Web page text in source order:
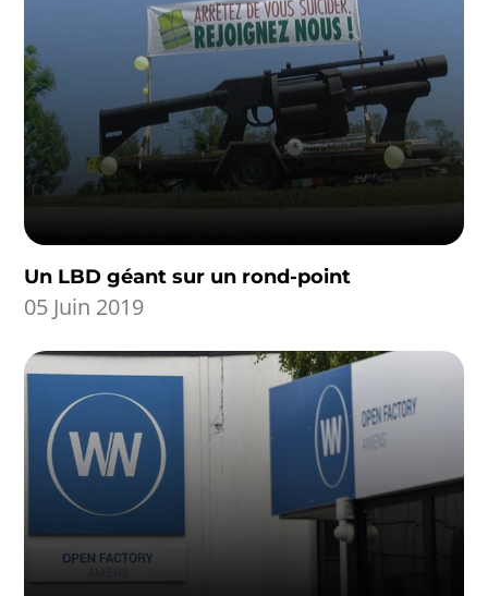
Un LBD géant sur un rond-point
05 Juin 2019